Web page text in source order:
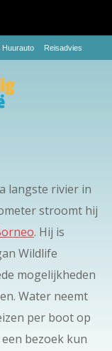
Huurauto Reisadvies
langste rivier in
stroomt hij
. Hij is
Wildlife
mogelijkheden
Water neemt
per boot op
bezoek kun